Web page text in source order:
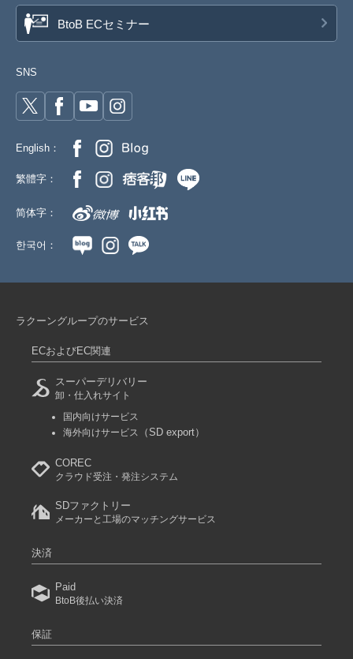
BtoB ECセミナー
SNS
English：
繁體字：
简体字：
한국어：
ラクーングループのサービス
ECおよびEC関連
スーパーデリバリー
卸・仕入れサイト
国内向けサービス
海外向けサービス
（SD export）
COREC
クラウド受注・発注システム
SDファクトリー
メーカーと工場のマッチングサービス
決済
Paid
BtoB後払い決済
保証